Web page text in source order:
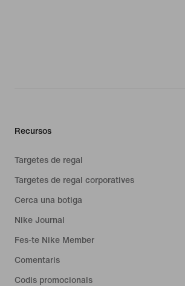
Recursos
Targetes de regal
Targetes de regal corporatives
Cerca una botiga
Nike Journal
Fes-te Nike Member
Comentaris
Codis promocionals